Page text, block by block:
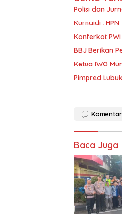
Polisi dan
Kurnaidi :
Konferkot
BBJ Berikan
Ketua IWO
Pimpred
Komentar
Baca Juga